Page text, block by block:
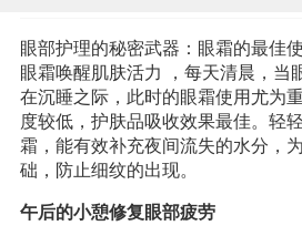
眼部护理的秘密武器：眼霜的最佳
眼霜唤醒肌肤活力 ，每天清晨，当
在沉睡之际，此时的眼霜使用尤为
度较低，护肤品吸收效果最佳。轻
霜，能有效补充夜间流失的水分，
础，防止细纹的出现。
午后的小憩修复眼部疲劳